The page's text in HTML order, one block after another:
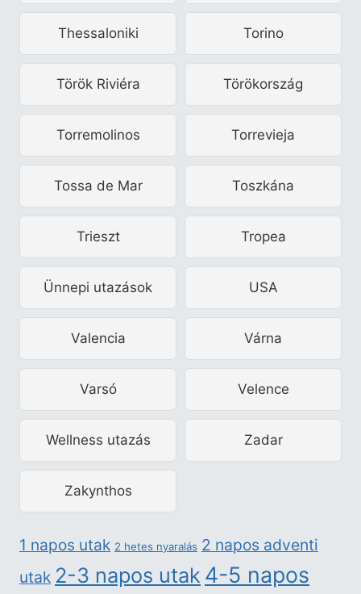
Thessaloniki Torino
Török Riviéra Törökország
Torremolinos Torrevieja
Tossa de Mar Toszkána
Trieszt Tropea
Ünnepi utazások USA
Valencia Várna
Varsó Velence
Wellness utazás Zadar
Zakynthos
1 napos utak 2 hetes nyaralás 2 napos adventi
utak 2-3 napos utak4-5 napos